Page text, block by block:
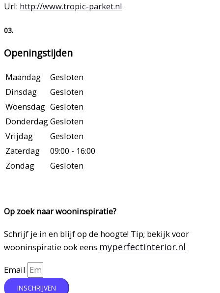
Url: http://www.tropic-parket.nl
03.
Openingstijden
Maandag
Gesloten
Dinsdag
Gesloten
Woensdag Gesloten
DonderdagGesloten
Vrijdag
Gesloten
Zaterdag
09:00 - 16:00
Zondag
Gesloten
Op zoek naar wooninspiratie?
Schrijf je in en blijf op de hoogte! Tip; bekijk voor
wooninspiratie ook eens myperfectinterior.nl
Email
INSCHRIJVEN